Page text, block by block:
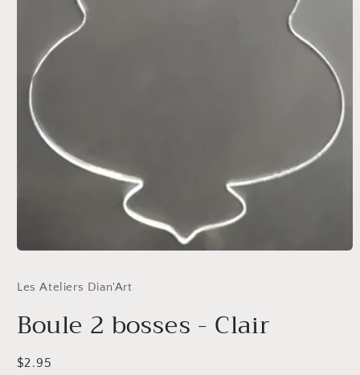
média
1
une
fenêtre
Les Ateliers Dian'Art
Boule 2 bosses - Clair
Prix
$2.95